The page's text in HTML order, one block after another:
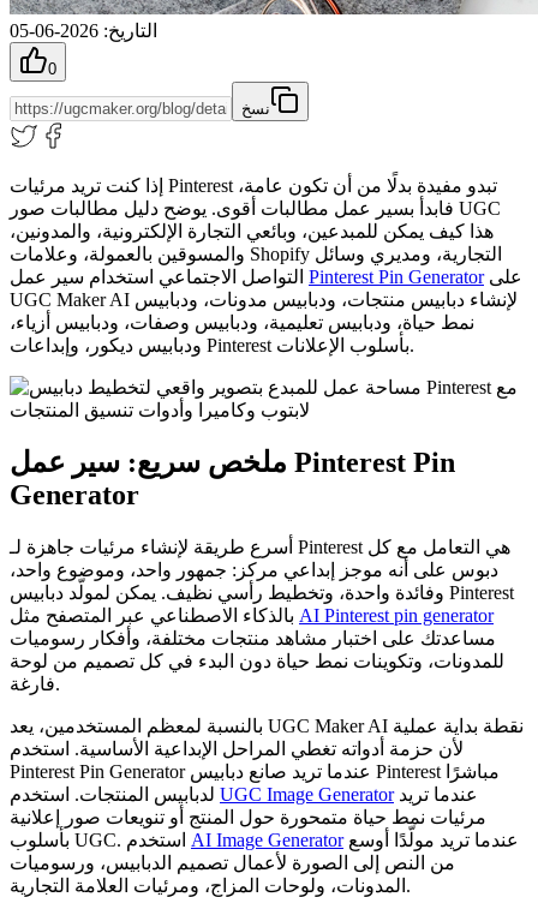
التاريخ:
2026-06-05
0
نسخ
إذا كنت تريد مرئيات Pinterest تبدو مفيدة بدلًا من أن تكون عامة،
فابدأ بسير عمل مطالبات أقوى. يوضح دليل مطالبات صور UGC
هذا كيف يمكن للمبدعين، وبائعي التجارة الإلكترونية، والمدونين،
والمسوقين بالعمولة، وعلامات Shopify التجارية، ومديري وسائل
Pinterest Pin Generatorعلى
UGC Maker AI لإنشاء دبابيس منتجات، ودبابيس مدونات، ودبابيس
نمط حياة، ودبابيس تعليمية، ودبابيس وصفات، ودبابيس أزياء،
ودبابيس ديكور، وإبداعات Pinterest بأسلوب الإعلانات.
ملخص سريع: سير عمل Pinterest Pin
Generator
أسرع طريقة لإنشاء مرئيات جاهزة لـ Pinterest هي التعامل مع كل
دبوس على أنه موجز إبداعي مركز: جمهور واحد، وموضوع واحد،
وفائدة واحدة، وتخطيط رأسي نظيف. يمكن لمولّد دبابيس Pinterest
AI Pinterest pin generator
مساعدتك على اختبار مشاهد منتجات مختلفة، وأفكار رسوميات
للمدونات، وتكوينات نمط حياة دون البدء في كل تصميم من لوحة
فارغة.
بالنسبة لمعظم المستخدمين، يعد UGC Maker AI نقطة بداية عملية
لأن حزمة أدواته تغطي المراحل الإبداعية الأساسية. استخدم
Pinterest Pin Generator عندما تريد صانع دبابيس Pinterest مباشرًا
UGC Image Generatorعندما تريد
مرئيات نمط حياة متمحورة حول المنتج أو تنويعات صور إعلانية
AI Image Generatorعندما تريد مولّدًا أوسع
من النص إلى الصورة لأعمال تصميم الدبابيس، ورسوميات
المدونات، ولوحات المزاج، ومرئيات العلامة التجارية.